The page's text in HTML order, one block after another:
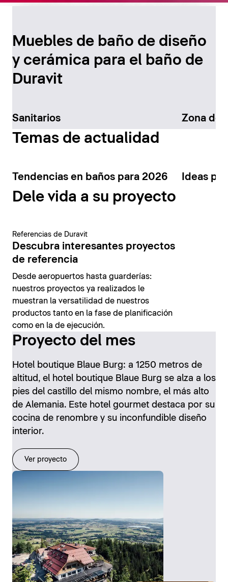
el baño
Descúbralo ahora
Muebles de baño de diseño
y cerámica para el baño de
Duravit
Sanitarios Zona de
Temas de actualidad
Tendencias en baños para 2026 Ideas
Dele vida a su proyecto
Referencias de Duravit
Descubra interesantes proyectos
de referencia
Desde aeropuertos hasta guarderías:
nuestros proyectos ya realizados le
muestran la versatilidad de nuestros
productos tanto en la fase de planificación
como en la de ejecución.
Proyecto del mes
Hotel boutique Blaue Burg: a 1250 metros de
altitud, el hotel boutique Blaue Burg se alza a los
pies del castillo del mismo nombre, el más alto
de Alemania. Este hotel gourmet destaca por su
cocina de renombre y su inconfundible diseño
interior.
Ver proyecto